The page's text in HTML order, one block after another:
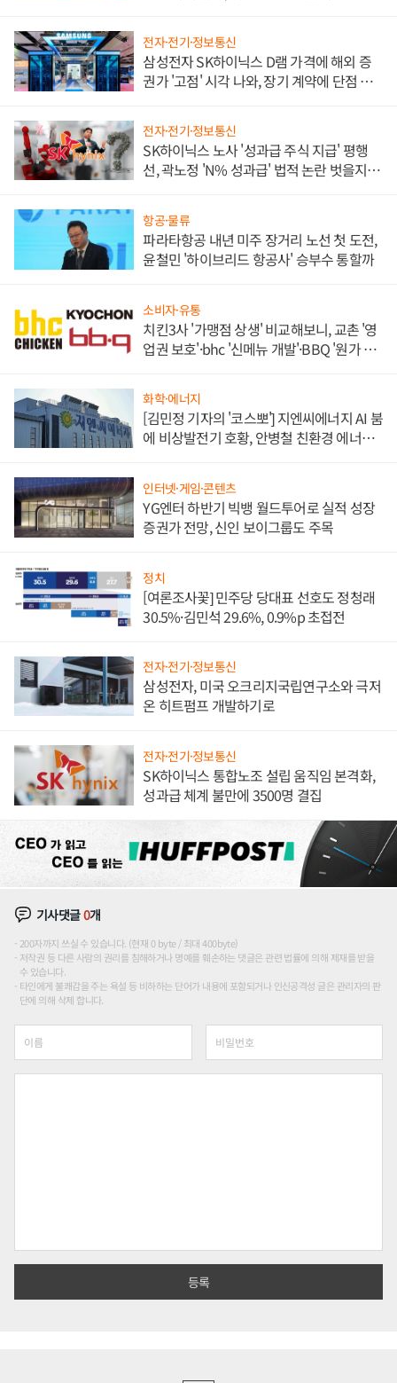
전자·전기·정보통신
삼성전자 SK하이닉스 D램 가격에 해외 증
권가 '고점' 시각 나와, 장기 계약에 단점 부
전자·전기·정보통신
SK하이닉스 노사 '성과급 주식 지급' 평행
선, 곽노정 'N% 성과급' 법적 논란 벗을지 주
항공·물류
파라타항공 내년 미주 장거리 노선 첫 도전,
윤철민 '하이브리드 항공사' 승부수 통할까
소비자·유통
치킨3사 '가맹점 상생' 비교해보니, 교촌 '영
업권 보호'·bhc '신메뉴 개발'·BBQ '원가 부
화학·에너지
[김민정 기자의 '코스뽀'] 지엔씨에너지 AI 붐
에 비상발전기 호황, 안병철 친환경 에너지
인터넷·게임·콘텐츠
YG엔터 하반기 빅뱅 월드투어로 실적 성장
증권가 전망, 신인 보이그룹도 주목
정치
[여론조사꽃] 민주당 당대표 선호도 정청래
30.5%·김민석 29.6%, 0.9%p 초접전
전자·전기·정보통신
삼성전자, 미국 오크리지국립연구소와 극저
온 히트펌프 개발하기로
전자·전기·정보통신
SK하이닉스 통합노조 설립 움직임 본격화,
성과급 체계 불만에 3500명 결집
기사댓글0개
200자까지 쓰실 수 있습니다. (현재 0 byte / 최대 400byte)
저작권 등 다른 사람의 권리를 침해하거나 명예를 훼손하는 댓글은 관련 법률에 의해 제재를 받을
수 있습니다.
타인에게 불쾌감을 주는 욕설 등 비하하는 단어가 내용에 포함되거나 인신공격성 글은 관리자의 판
단에 의해 삭제 합니다.